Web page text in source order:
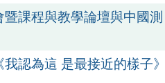
課程與教學論壇與中國測
認為這 是最接近的樣子》